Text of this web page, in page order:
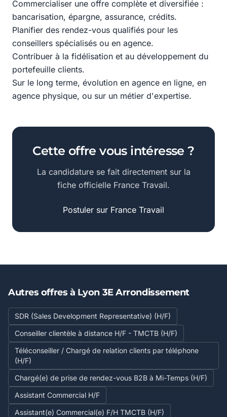
Commercialiser une offre complète et diversifiée :
bancarisation, épargne, assurance, crédits.
Planifier des rendez-vous qualifiés pour les
conseillers spécialisés ou en agence.
Contribuer à la fidélisation et au développement du
portefeuille clients.
Sur le long terme, évolution en agence en ligne, en
agence physique, ou sur un métier d'expertise.
Cette offre vous intéresse ?
La candidature se fait directement sur la
fiche officielle France Travail.
Postuler sur France Travail
Autres offres à Lyon 3E Arrondissement
SDR (Sales Development Representative) (H/F)
Conseiller clientèle à distance H/F - TMCTB (H/F)
Téléconseiller / Chargé de relation clients par téléphone
(H/F)
Chargé(e) de prise de rendez-vous B2B à Mi-Temps (H/F)
Assistant Commercial H/F
Assistant(e) Commercial(e) F/H TMCTB (H/F)